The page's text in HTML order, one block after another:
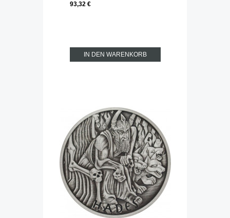
93,32 €
IN DEN WARENKORB